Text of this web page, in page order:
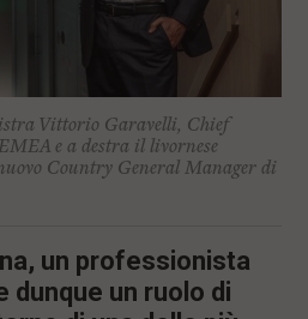
Vittorio Garavelli, Chief
e a destra il livornese
Country General Manager di
un professionista
dunque un ruolo di